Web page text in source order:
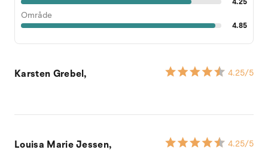
Område
4.85
Karsten Grebel, 4.25/5
Louisa Marie Jessen, 4.25/5